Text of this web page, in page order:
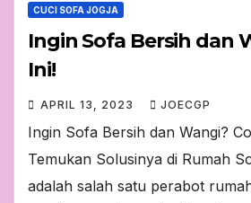
CUCI SOFA JOGJA
Ingin Sofa Bersih dan
Ini!
APRIL 13, 2023 JOECGP
Ingin Sofa Bersih dan Wangi?
Temukan Solusinya di Rumah
adalah salah satu perabot